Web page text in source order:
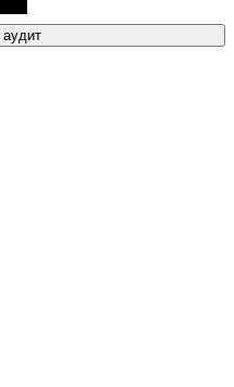
аудит